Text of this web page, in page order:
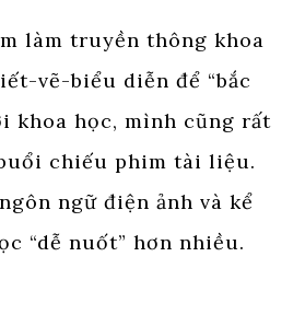
làm truyền thông khoa
vẽ-biểu diễn để “bắc
khoa học, mình cũng rất
chiếu phim tài liệu.
ngữ điện ảnh và kể
“dễ nuốt” hơn nhiều.